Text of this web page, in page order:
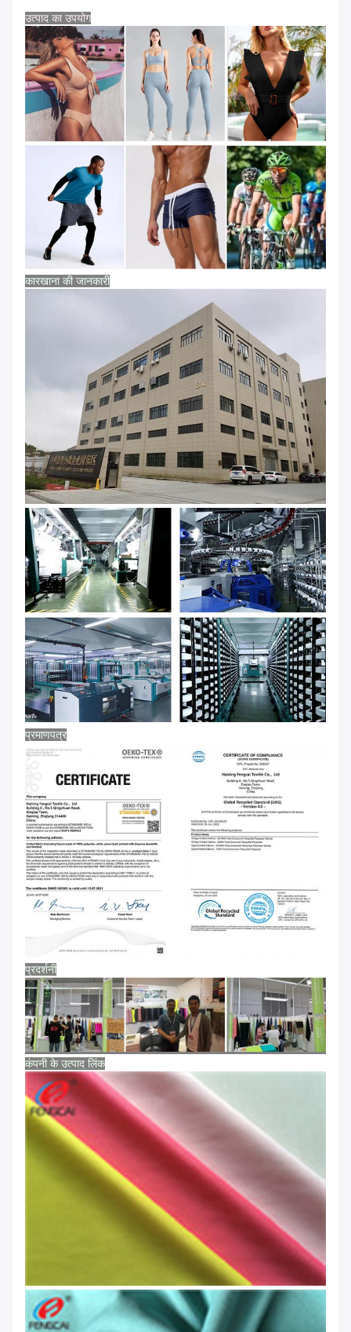
उत्पाद का उपयोग
कारखाना की जानकारी
प्रमाणपत्र
प्रदर्शनी
कंपनी के उत्पाद लिंक